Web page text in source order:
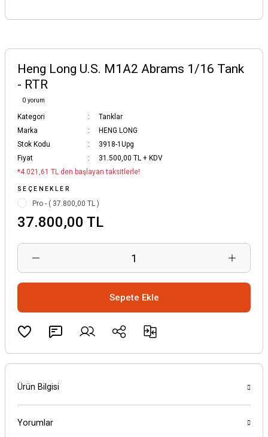
Heng Long U.S. M1A2 Abrams 1/16 Tank
- RTR
0 yorum
Kategori
Tanklar
Marka
HENG LONG
Stok Kodu
3918-1Upg
Fiyat
31.500,00 TL + KDV
*4.021,61 TL den başlayan taksitlerle!
SEÇENEKLER
Pro - ( 37.800,00 TL )
37.800,00 TL
Sepete Ekle
Ürün Bilgisi
Yorumlar